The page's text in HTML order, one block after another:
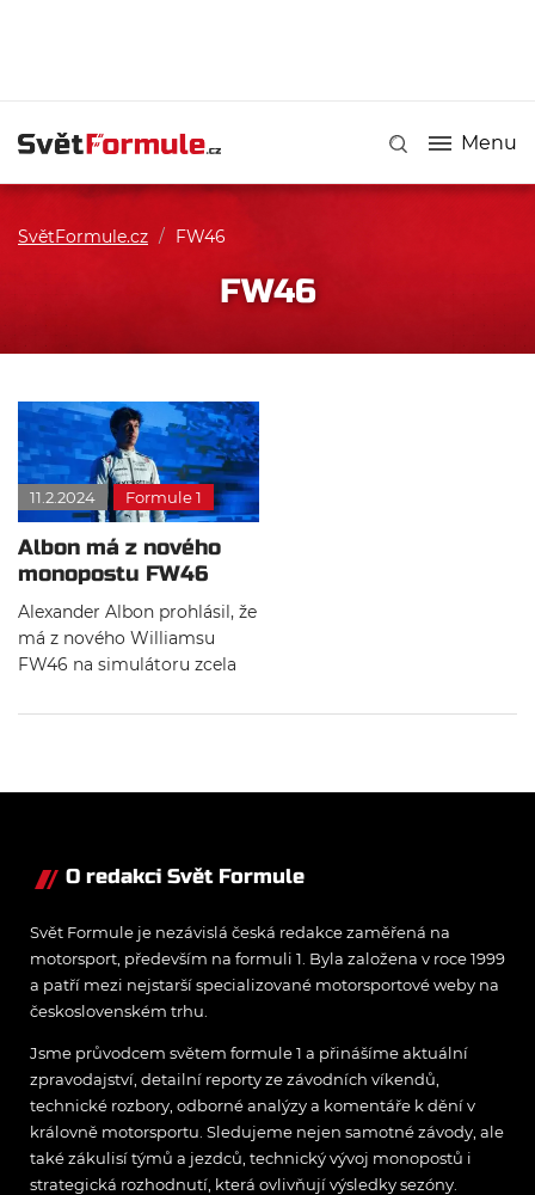
Menu
SvětFormule.cz / FW46
FW46
11.2.2024 Formule 1
Albon má z nového
monopostu FW46
úplně jiný pocit
Alexander Albon prohlásil, že
má z nového Williamsu
FW46 na simulátoru zcela
předchůdce FW45. Dále
nové sezóny.
O redakci Svět Formule
Svět Formule je nezávislá česká redakce zaměřená na
motorsport, především na formuli 1. Byla založena v roce 1999
a patří mezi nejstarší specializované motorsportové weby na
československém trhu.
Jsme průvodcem světem formule 1 a přinášíme aktuální
zpravodajství, detailní reporty ze závodních víkendů,
technické rozbory, odborné analýzy a komentáře k dění v
královně motorsportu. Sledujeme nejen samotné závody, ale
také zákulisí týmů a jezdců, technický vývoj monopostů i
strategická rozhodnutí, která ovlivňují výsledky sezóny.